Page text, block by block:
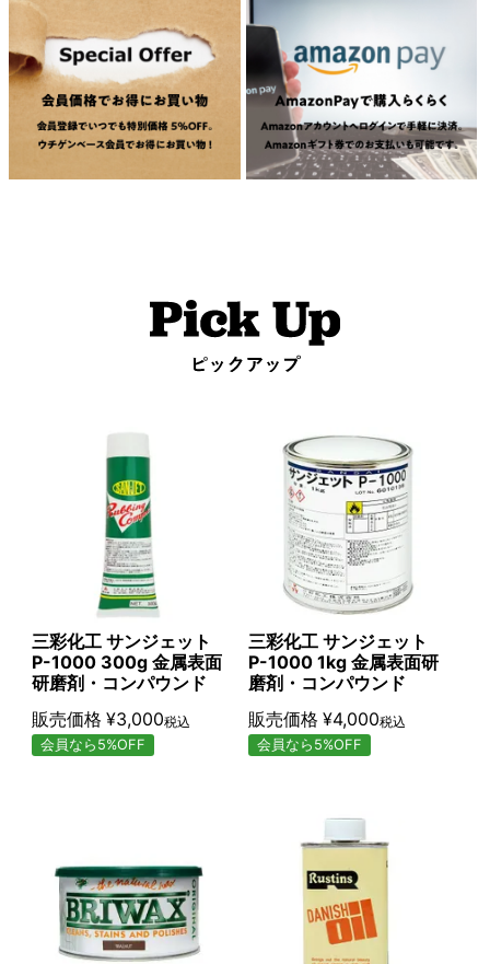
三彩化工 サンジェット
P-1000 300g 金属表面
研磨剤・コンパウンド
販売価格 ¥3,000税込
会員なら5%OFF
三彩化工 サンジェット
P-1000 1kg 金属表面研
磨剤・コンパウンド
販売価格 ¥4,000税込
会員なら5%OFF